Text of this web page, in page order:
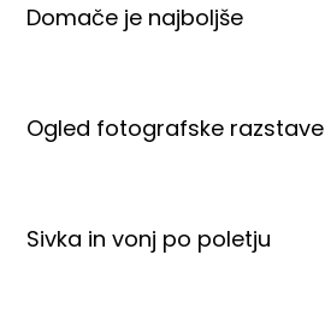
Domače je najboljše
Ogled fotografske razstave
Sivka in vonj po poletju